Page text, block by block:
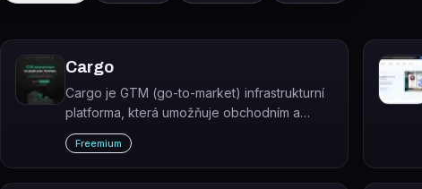
Cargo
Cargo je GTM (go-to-market) infrastrukturní
platforma, která umožňuje obchodním a
marketingovým týmům automatizovat datové
workflow, segmentaci a revenue operace
bez nutnosti rozšiřovat tým.
Freemium